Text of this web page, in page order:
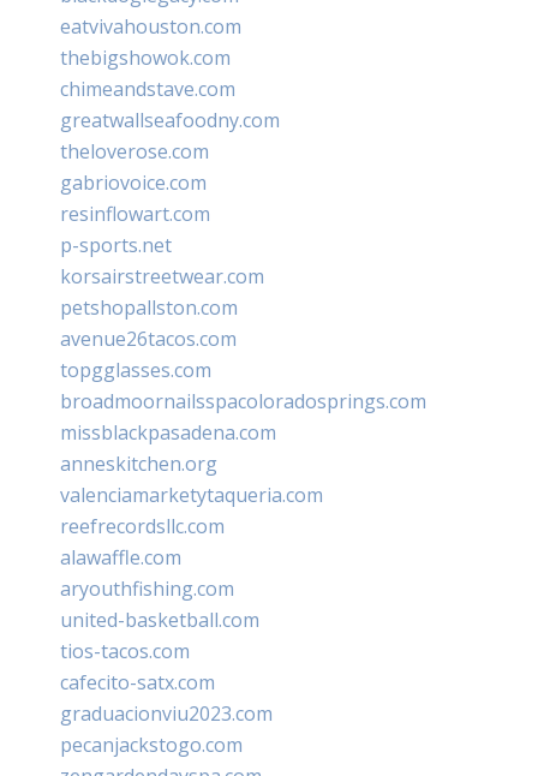
eatvivahouston.com
thebigshowok.com
chimeandstave.com
greatwallseafoodny.com
theloverose.com
gabriovoice.com
resinflowart.com
p-sports.net
korsairstreetwear.com
petshopallston.com
avenue26tacos.com
topgglasses.com
broadmoornailsspacoloradosprings.com
missblackpasadena.com
anneskitchen.org
valenciamarketytaqueria.com
reefrecordsllc.com
alawaffle.com
aryouthfishing.com
united-basketball.com
tios-tacos.com
cafecito-satx.com
graduacionviu2023.com
pecanjackstogo.com